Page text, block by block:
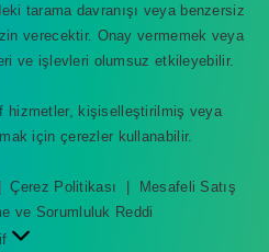
tarama davranışı veya benzersiz
verecektir. Onay vermemek veya
ve işlevleri olumsuz etkileyebilir.
hizmetler, kişiselleştirilmiş veya
için çerezler kullanabilir.
|Çerez Politikası
Mesafeli Satış
ve Sorumluluk Reddi